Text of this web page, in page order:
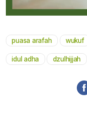
puasa arafah wukuf
idul adha dzulhijjah